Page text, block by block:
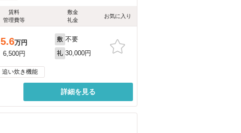
賃料
管理費等
敷金
礼金
お気に入り
5.6万円
6,500円
敷 不要
礼 30,000円
追い炊き機能
詳細を見る